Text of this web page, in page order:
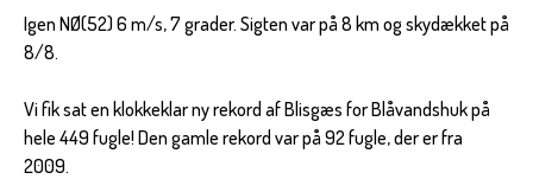
Igen NØ(52) 6 m/s, 7 grader. Sigten var på 8 km og skydækket på
8/8.
Vi fik sat en klokkeklar ny rekord af Blisgæs for Blåvandshuk på
hele 449 fugle! Den gamle rekord var på 92 fugle, der er fra
2009.